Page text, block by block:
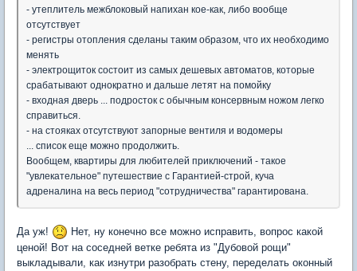
- утеплитель межблоковый напихан кое-как, либо вообще
отсутствует
- регистры отопления сделаны таким образом, что их необходимо
менять
- электрощиток состоит из самых дешевых автоматов, которые
срабатывают однократно и дальше летят на помойку
- входная дверь ... подросток с обычным консервным ножом легко
справиться.
- на стояках отсутствуют запорные вентиля и водомеры
... список еще можно продолжить.
Вообщем, квартиры для любителей приключений - такое
"увлекательное" путешествие с Гарантией-строй, куча
адреналина на весь период "сотрудничества" гарантирована.
Да уж!
Нет, ну конечно все можно исправить, вопрос какой
ценой! Вот на соседней ветке ребята из "Дубовой рощи"
выкладывали, как изнутри разобрать стену, переделать оконный